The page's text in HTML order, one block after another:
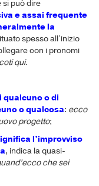
si può dire
e assai frequente
la
spesso all’inizio
con i pronomi
qui.
qualcuno o di
o qualcosa: ecco
progetto;
l’improvviso
, indica la quasi-
che sei